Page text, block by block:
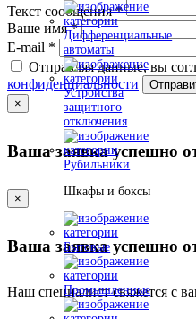
Дифференциальные
автоматы
Устройства
защитного
отключения
Рубильники
Шкафы и боксы
Бытовые
Промышленные
Текст сообщения*
Ваше имя*
E-mail *
Отправляя данные, вы
конфиденциальности
×
Ваша заявка успешно
×
Ваша заявка успешно
Наш специалист свяжется с